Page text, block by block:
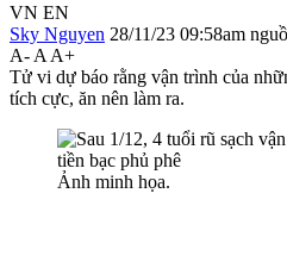
VN EN
Sky Nguyen 28/11/23 09:58am
A- A A+
Tử vi dự báo rằng vận trình của
tích cực, ăn nên làm ra.
Ảnh minh họa.